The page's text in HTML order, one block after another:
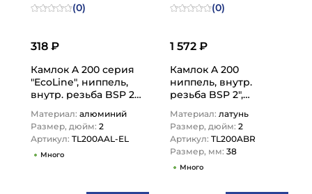
(0)
318 ₽
Камлок A 200 серия
"EcoLine", ниппель,
внутр. резьба BSP 2",
LOCK
Материал: алюминий
Размер, дюйм: 2
Артикул: TL200AAL-EL
Много
(0)
1 572 ₽
Камлок A 200
ниппель, внутр.
резьба BSP 2",
LOCK
Материал: латунь
Размер, дюйм: 2
Артикул: TL200ABR
Размер, мм: 38
Много